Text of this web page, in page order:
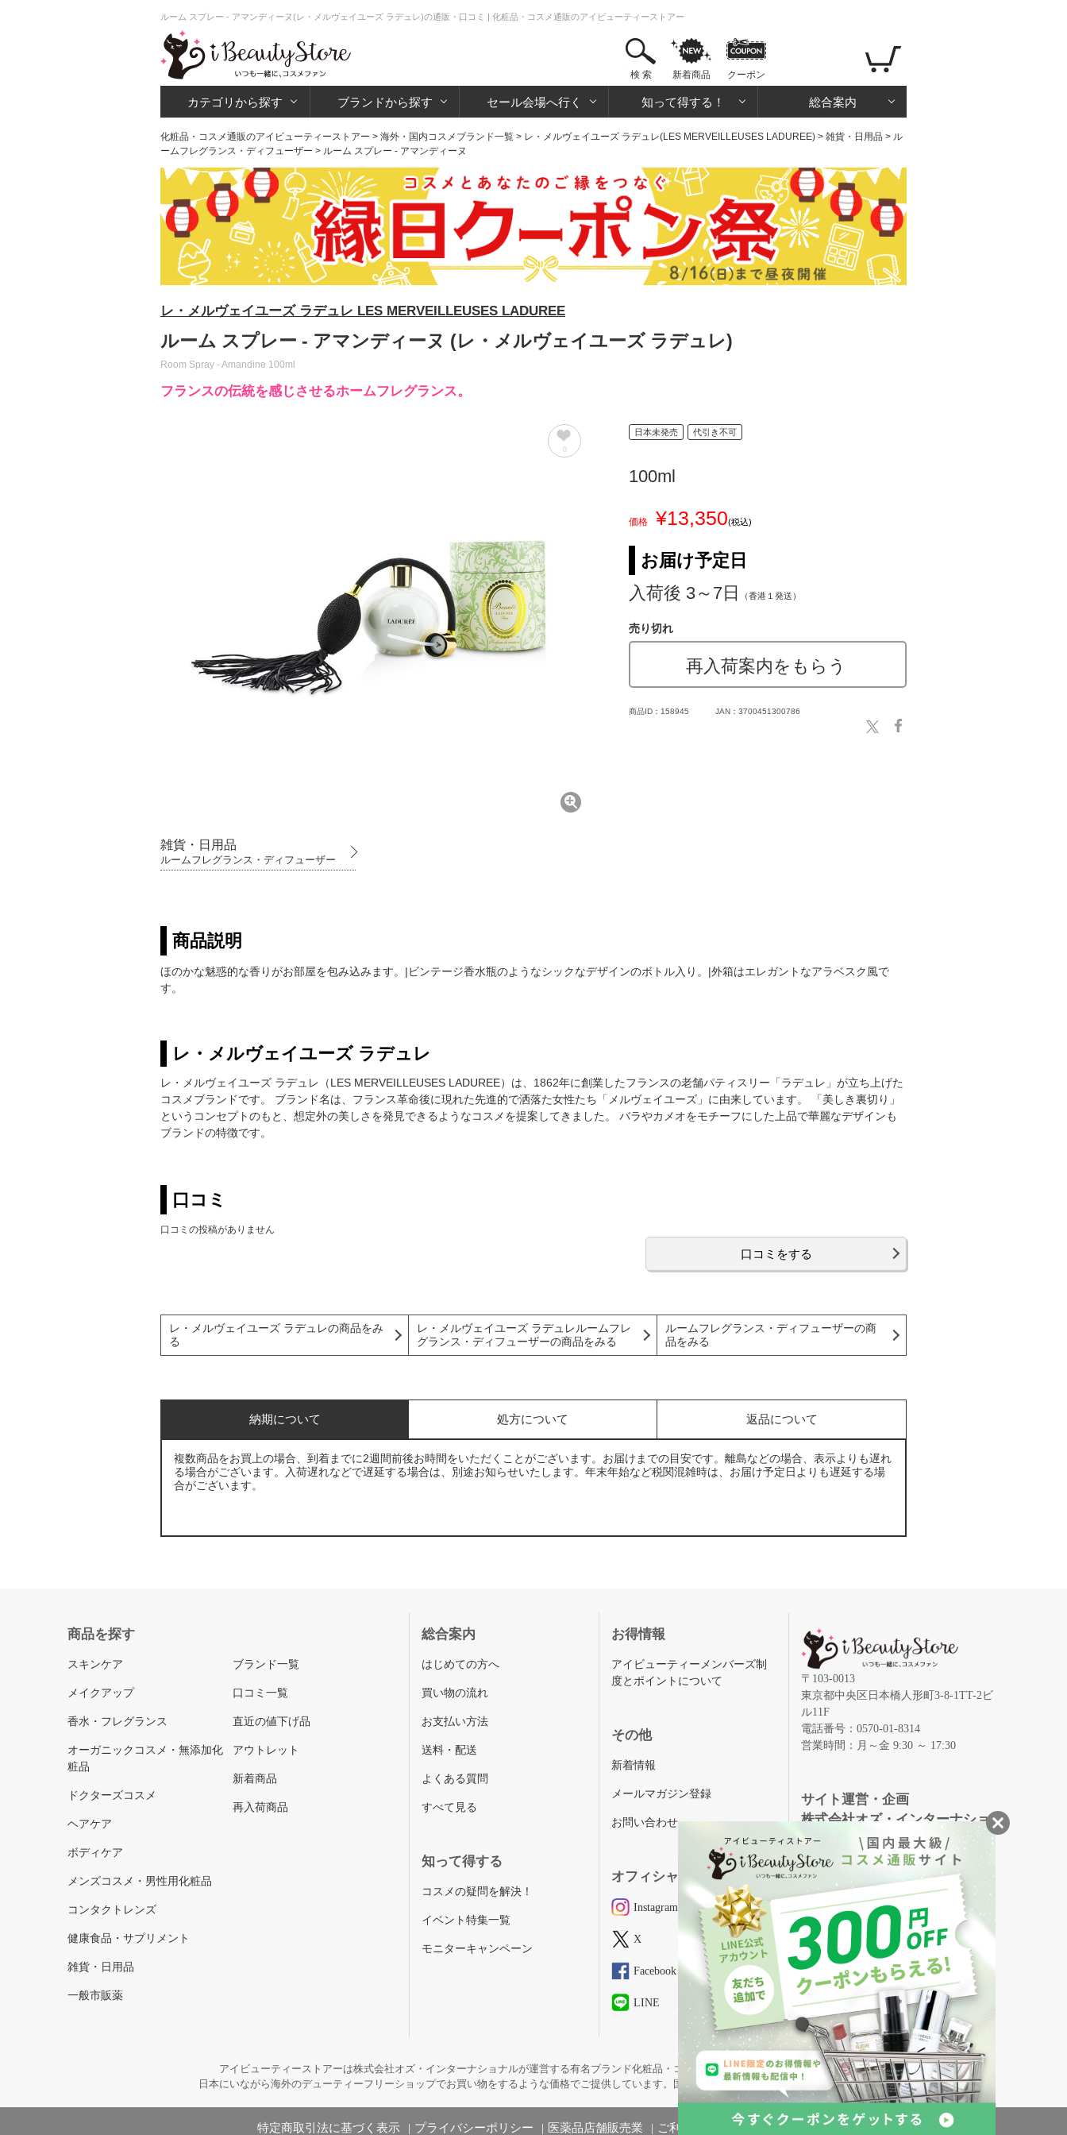
ルーム スプレー - アマンディーヌ(レ・メルヴェイユーズ ラデュレ)の通販・口コミ | 化粧品・コスメ通販のアイビューティーストアー
検 索 新着商品 クーポン
カテゴリから探す ブランドから探す セール会場へ行く 知って得する！ 総合案内
化粧品・コスメ通販のアイビューティーストアー > 海外・国内コスメブランド一覧 > レ・メルヴェイユーズ ラデュレ(LES MERVEILLEUSES LADUREE) > 雑貨・日用品 > ル
ームフレグランス・ディフューザー > ルーム スプレー - アマンディーヌ
レ・メルヴェイユーズ ラデュレ LES MERVEILLEUSES LADUREE
ルーム スプレー - アマンディーヌ (レ・メルヴェイユーズ ラデュレ)
Room Spray - Amandine 100ml
フランスの伝統を感じさせるホームフレグランス。
0
雑貨・日用品
ルームフレグランス・ディフューザー
日本未発売 代引き不可
100ml
価格 ¥13,350(税込)
お届け予定日
入荷後 3～7日
（香港１発送）
売り切れ
再入荷案内をもらう
商品ID：158945 JAN：3700451300786
商品説明
ほのかな魅惑的な香りがお部屋を包み込みます。|ビンテージ香水瓶のようなシックなデザインのボトル入り。|外箱はエレガントなアラベスク風で
す。
レ・メルヴェイユーズ ラデュレ
レ・メルヴェイユーズ ラデュレ（LES MERVEILLEUSES LADUREE）は、1862年に創業したフランスの老舗パティスリー「ラデュレ」が立ち上げた
コスメブランドです。 ブランド名は、フランス革命後に現れた先進的で洒落た女性たち「メルヴェイユーズ」に由来しています。 「美しき裏切り」
というコンセプトのもと、想定外の美しさを発見できるようなコスメを提案してきました。 バラやカメオをモチーフにした上品で華麗なデザインも
ブランドの特徴です。
口コミ
口コミの投稿がありません
口コミをする
レ・メルヴェイユーズ ラデュレの商品をみ
る
レ・メルヴェイユーズ ラデュレルームフレ
グランス・ディフューザーの商品をみる
ルームフレグランス・ディフューザーの商
品をみる
納期について 処方について 返品について
複数商品をお買上の場合、到着までに2週間前後お時間をいただくことがございます。お届けまでの目安です。離島などの場合、表示よりも遅れ
る場合がございます。入荷遅れなどで遅延する場合は、別途お知らせいたします。年末年始など税関混雑時は、お届け予定日よりも遅延する場
合がございます。
商品を探す
スキンケア
メイクアップ
香水・フレグランス
オーガニックコスメ・無添加化
粧品
ドクターズコスメ
ヘアケア
ボディケア
メンズコスメ・男性用化粧品
コンタクトレンズ
健康食品・サプリメント
雑貨・日用品
一般市販薬
ブランド一覧
口コミ一覧
直近の値下げ品
アウトレット
新着商品
再入荷商品
総合案内
はじめての方へ
買い物の流れ
お支払い方法
送料・配送
よくある質問
すべて見る
知って得する
コスメの疑問を解決！
イベント特集一覧
モニターキャンペーン
お得情報
アイビューティーメンバーズ制
度とポイントについて
その他
新着情報
メールマガジン登録
お問い合わせ
オフィシャルSNS
Instagram
X
Facebook
LINE
〒103-0013
東京都中央区日本橋人形町3-8-1TT-2ビ
ル11F
電話番号：0570-01-8314
営業時間：月～金 9:30 ～ 17:30
サイト運営・企画
株式会社オズ・インターナショ
ナル
創業150年、英国伝統の最高級猪毛ハン
ドメイドヘアブラシ
メイソンピアソン
アイビューティーストアーは株式会社オズ・インターナショナルが運営する有名ブランド化粧品・コスメ・美容商品の通販サイトです。
日本にいながら海外のデューティーフリーショップでお買い物をするような価格でご提供しています。国内未発売の化粧品も取り揃えています。
特定商取引法に基づく表示 プライバシーポリシー 医薬品店舗販売業 ご利用規約 倉庫の管理体制